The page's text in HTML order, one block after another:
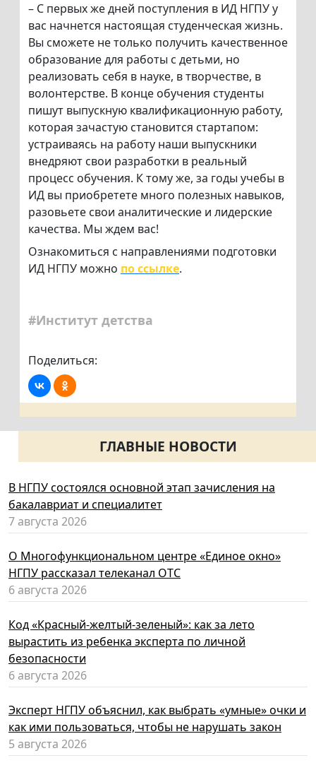
– С первых же дней поступления в ИД НГПУ у
вас начнется настоящая студенческая жизнь.
Вы сможете не только получить качественное
образование для работы с детьми, но
реализовать себя в науке, в творчестве, в
волонтерстве. В конце обучения студенты
пишут выпускную квалификационную работу,
которая зачастую становится стартапом:
устраиваясь на работу наши выпускники
внедряют свои разработки в реальный
процесс обучения. К тому же, за годы учебы в
ИД вы приобретете много полезных навыков,
разовьете свои аналитические и лидерские
качества. Мы ждем вас!
Ознакомиться с направлениями подготовки
ИД НГПУ можно по ссылке.
#Институт детства
Поделиться:
ГЛАВНЫЕ НОВОСТИ
В НГПУ состоялся основной этап зачисления на
бакалавриат и специалитет
7 августа 2026
О Многофункциональном центре «Единое окно»
НГПУ рассказал телеканал ОТС
6 августа 2026
Код «Красный-желтый-зеленый»: как за лето
вырастить из ребенка эксперта по личной
безопасности
6 августа 2026
Эксперт НГПУ объяснил, как выбрать «умные» очки и
как ими пользоваться, чтобы не нарушать закон
5 августа 2026